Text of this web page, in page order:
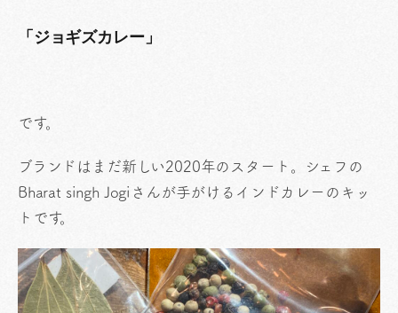
「ジョギズカレー」
です。
ブランドはまだ新しい2020年のスタート。シェフの
Bharat singh Jogiさんが手がけるインドカレーのキッ
トです。